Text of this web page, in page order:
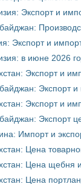
Экспорт и
Экспорт и
в июне 2026
Экспорт и
Экспорт
Экспорт и
Экспорт
Импорт и
Цена
Цена щебня
Цена